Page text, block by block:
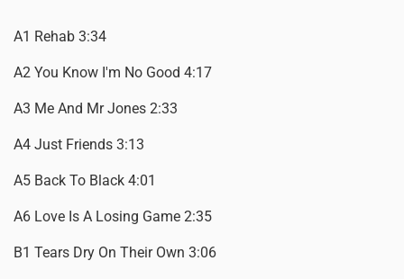
A1 Rehab 3:34
A2 You Know I'm No Good 4:17
A3 Me And Mr Jones 2:33
A4 Just Friends 3:13
A5 Back To Black 4:01
A6 Love Is A Losing Game 2:35
B1 Tears Dry On Their Own 3:06